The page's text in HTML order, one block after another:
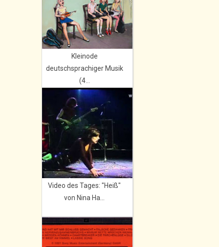
Kleinode
deutschsprachiger Musik
(4...
Video des Tages: "Heiß"
von Nina Ha...